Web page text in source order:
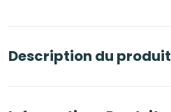
Description du produit